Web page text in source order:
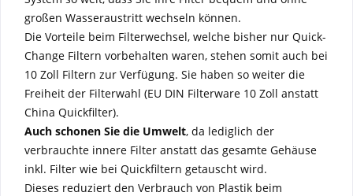
großen Wasseraustritt wechseln können.
Die Vorteile beim Filterwechsel, welche bisher nur Quick-
Change Filtern vorbehalten waren, stehen somit auch bei
10 Zoll Filtern zur Verfügung. Sie haben so weiter die
Freiheit der Filterwahl (EU DIN Filterware 10 Zoll anstatt
China Quickfilter).
Auch schonen Sie die Umwelt, da lediglich der
verbrauchte innere Filter anstatt das gesamte Gehäuse
inkl. Filter wie bei Quickfiltern getauscht wird.
Dieses reduziert den Verbrauch von Plastik beim